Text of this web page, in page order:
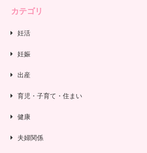
カテゴリ
妊活
妊娠
出産
育児・子育て・住まい
健康
夫婦関係